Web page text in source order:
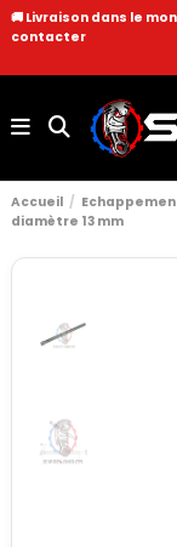
🚚 Livraison dans le
contacter
Accueil
diamètre 13 mm